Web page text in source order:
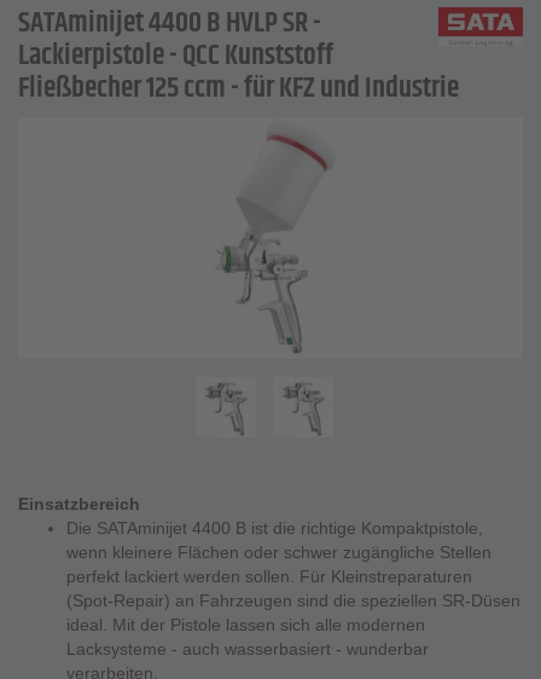
SATAminijet 4400 B HVLP SR -
Lackierpistole - QCC Kunststoff
Fließbecher 125 ccm - für KFZ und Industrie
Einsatzbereich
Die SATAminijet 4400 B ist die richtige Kompaktpistole,
wenn kleinere Flächen oder schwer zugängliche Stellen
perfekt lackiert werden sollen. Für Kleinstreparaturen
(Spot-Repair) an Fahrzeugen sind die speziellen SR-Düsen
ideal. Mit der Pistole lassen sich alle modernen
Lacksysteme - auch wasserbasiert - wunderbar
verarbeiten.